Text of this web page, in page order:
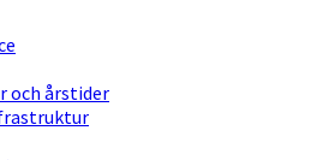
och årstider